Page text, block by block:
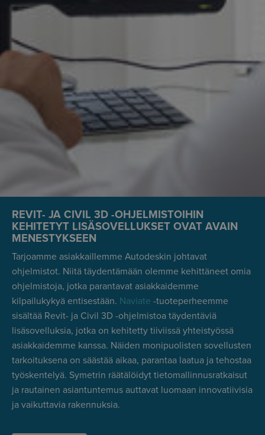
REVIT- JA CIVIL 3D -OHJELMISTOIHIN
KEHITETYT LISÄSOVELLUKSET OVAT AVAIN
MENESTYKSEEN
Tarjoamme asiakkaillemme Autodeskin johtavat
ohjelmistot. Niitä täydentämään olemme kehittäneet omia
ohjelmistoja, jotka parantavat asiakkaidemme
kilpailukykyä entisestään. Naviate -tuoteperheemme
sisältää Revit- ja Civil 3D -ohjelmistoa täydentäviä
lisäsovelluksia, jotka on kehitetty tiiviissä yhteistyössä
asiakkaidemme kanssa. Näiden monipuolisten sovellusten
tarkoituksena on säästää aikaa, parantaa laatua ja tehostaa
työskentelyä. Symetrin räätälöidyt tietomallinnusratkaisut
ja rautainen asiantuntemus auttavat luomaan innovatiivisia
ja vaikuttavia rakennuksia.